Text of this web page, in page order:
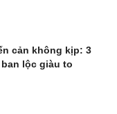
cản không kịp: 3
lộc giàu to